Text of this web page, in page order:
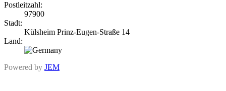
Postleitzahl:
97900
Stadt:
Külsheim Prinz-Eugen-Straße 14
Land:
Powered by JEM